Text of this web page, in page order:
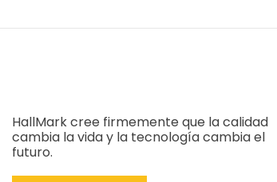
HallMark cree firmemente que la calidad
cambia la vida y la tecnología cambia el
futuro.